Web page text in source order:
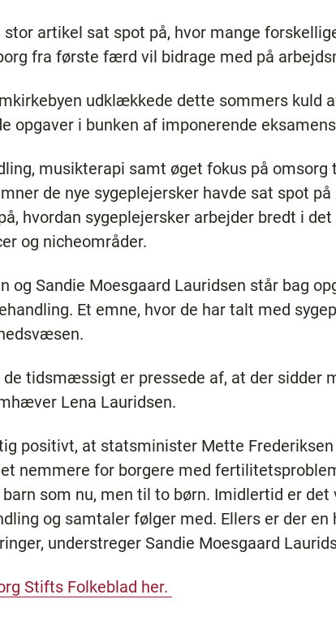
artikel sat spot på, hvor mange
fra første færd vil bidrage med på
udklækkede dette sommers kuld
opgaver i bunken af imponerende
musikterapi samt øget fokus på omsorg
de nye sygeplejersker havde sat spot på
hvordan sygeplejersker arbejder bredt i
og nicheområder.
og Sandie Moesgaard Lauridsen står bag
Et emne, hvor de har talt med
tidsmæssigt er pressede af, at der sidder
Lena Lauridsen.
positivt, at statsminister Mette
nemmere for borgere med
som nu, men til to børn. Imidlertid er det
og samtaler følger med. Ellers er der en
understreger Sandie Moesgaard
Stifts Folkeblad her.